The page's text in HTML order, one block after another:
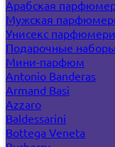
Арабская
Мужская
Унисекс
Подарочные наборы
Мини-парфюм
Antonio Banderas
Armand Basi
Azzaro
Baldessarini
Bottega Veneta